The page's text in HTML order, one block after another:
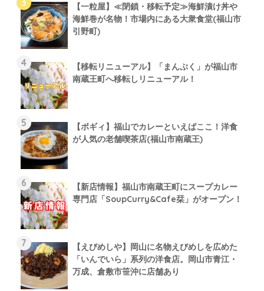
【一粒屋】≪閉鎖・移転予定≫海鮮漬け丼や
海鮮巻が名物！市場内にある大衆食堂(福山市
引野町)
【移転リニューアル】「まんぷく」が福山市
南蔵王町へ移転しリニューアル！
【ボギィ】福山でカレーといえばここ！洋食
が人気の老舗喫茶店(福山市南蔵王)
【新店情報】福山市南蔵王町にスープカレー
専門店「SoupCurry&Cafe栞」がオープン！
【えびめしや】岡山に名物えびめしを広めた
「いんでいら」系列の洋食店。岡山市青江・
万成、倉敷市笹沖に店舗あり